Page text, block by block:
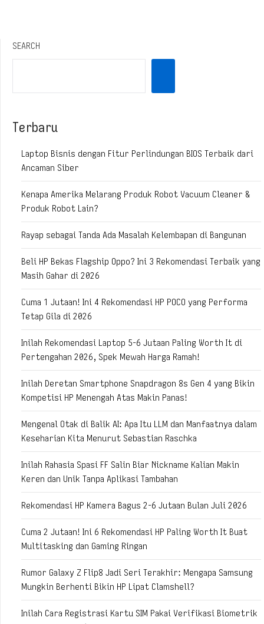
SEARCH
Terbaru
Laptop Bisnis dengan Fitur Perlindungan BIOS Terbaik dari
Ancaman Siber
Kenapa Amerika Melarang Produk Robot Vacuum Cleaner &
Produk Robot Lain?
Rayap sebagai Tanda Ada Masalah Kelembapan di Bangunan
Beli HP Bekas Flagship Oppo? Ini 3 Rekomendasi Terbaik yang
Masih Gahar di 2026
Cuma 1 Jutaan! Ini 4 Rekomendasi HP POCO yang Performa
Tetap Gila di 2026
Inilah Rekomendasi Laptop 5-6 Jutaan Paling Worth It di
Pertengahan 2026, Spek Mewah Harga Ramah!
Inilah Deretan Smartphone Snapdragon 8s Gen 4 yang Bikin
Kompetisi HP Menengah Atas Makin Panas!
Mengenal Otak di Balik AI: Apa Itu LLM dan Manfaatnya dalam
Keseharian Kita Menurut Sebastian Raschka
Inilah Rahasia Spasi FF Salin Biar Nickname Kalian Makin
Keren dan Unik Tanpa Aplikasi Tambahan
Rekomendasi HP Kamera Bagus 2-6 Jutaan Bulan Juli 2026
Cuma 2 Jutaan! Ini 6 Rekomendasi HP Paling Worth It Buat
Multitasking dan Gaming Ringan
Rumor Galaxy Z Flip8 Jadi Seri Terakhir: Mengapa Samsung
Mungkin Berhenti Bikin HP Lipat Clamshell?
Inilah Cara Registrasi Kartu SIM Pakai Verifikasi Biometrik